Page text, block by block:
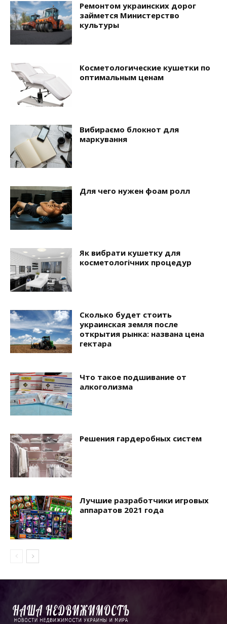
Ремонтом украинских дорог
займется Министерство
культуры
Косметологические кушетки по
оптимальным ценам
Вибираємо блокнот для
маркування
Для чего нужен фоам ролл
Як вибрати кушетку для
косметологічних процедур
Сколько будет стоить
украинская земля после
открытия рынка: названа цена
гектара
Что такое подшивание от
алкоголизма
Решения гардеробных систем
Лучшие разработчики игровых
аппаратов 2021 года